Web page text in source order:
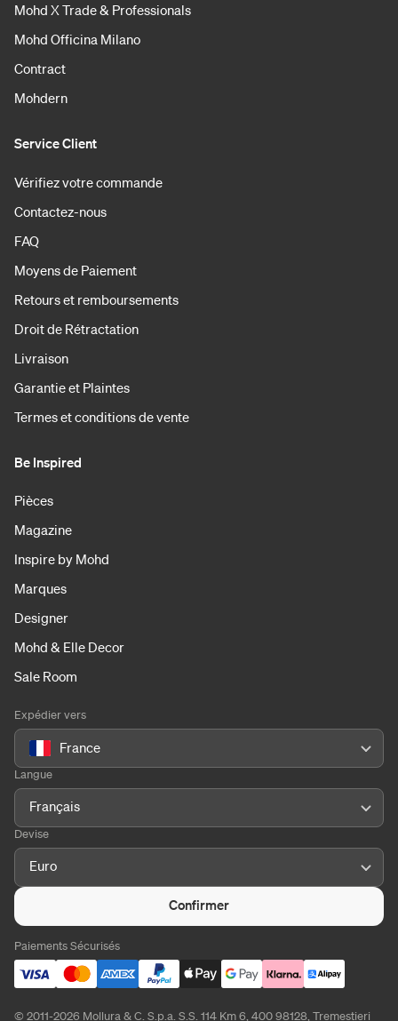
Mohd X Trade & Professionals
Mohd Officina Milano
Contract
Mohdern
Service Client
Vérifiez votre commande
Contactez-nous
FAQ
Moyens de Paiement
Retours et remboursements
Droit de Rétractation
Livraison
Garantie et Plaintes
Termes et conditions de vente
Be Inspired
Pièces
Magazine
Inspire by Mohd
Marques
Designer
Mohd & Elle Decor
Sale Room
Expédier vers
France
Langue
Français
Devise
Euro
Confirmer
Paiements Sécurisés
© 2011-2026 Mollura & C. S.p.a. S.S. 114 Km 6, 400 98128, Tremestieri